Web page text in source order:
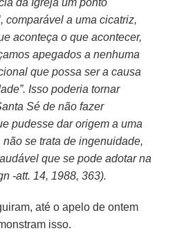
comparável a uma cicatriz,
aconteça o que acontecer,
apegados a nenhuma
que possa ser a causa
Isso poderia tornar
Sé de não fazer
pudesse dar origem a uma
se trata de ingenuidade,
que se pode adotar na
-att. 14, 1988, 363).
até o apelo de ontem
isso.